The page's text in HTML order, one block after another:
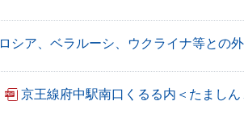
ロシア、ベラルーシ、ウクライナ等との
京王線府中駅南口くるる内＜たまし